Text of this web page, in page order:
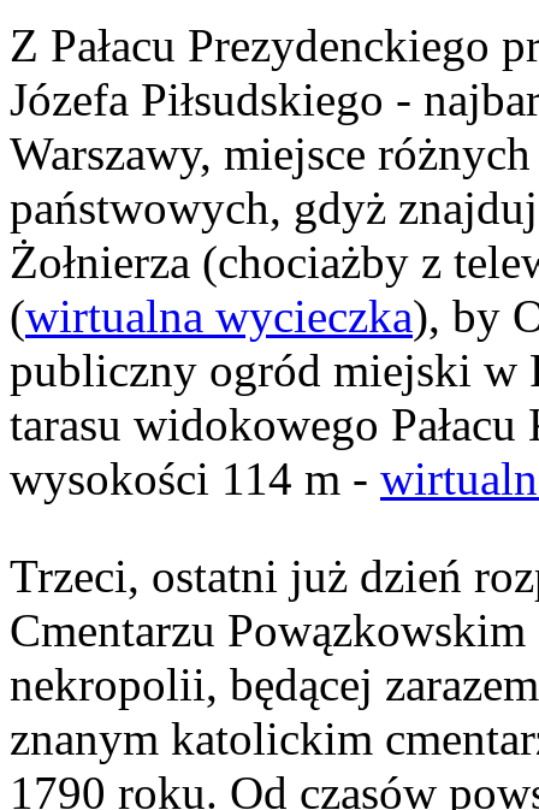
Z Pałacu Prezydenckiego
Józefa Piłsudskiego -
Warszawy, miejsce
państwowych, gdyż
Żołnierza (chociażby z
(wirtualna wycieczka), by
publiczny ogród miejski w
tarasu widokowego
wysokości 114 m -
Trzeci, ostatni już dzień
Cmentarzu
nekropolii, będącej
znanym katolickim
1790 roku. Od czasów